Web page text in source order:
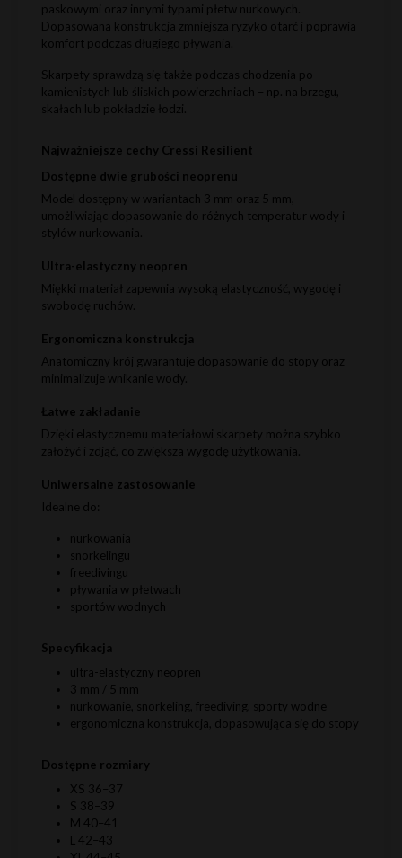
paskowymi oraz innymi typami płetw nurkowych.
Dopasowana konstrukcja zmniejsza ryzyko otarć i poprawia
komfort podczas długiego pływania.
Skarpety sprawdzą się także podczas chodzenia po
kamienistych lub śliskich powierzchniach – np. na brzegu,
skałach lub pokładzie łodzi.
Najważniejsze cechy Cressi Resilient
Dostępne dwie grubości neoprenu
Model dostępny w wariantach 3 mm oraz 5 mm,
umożliwiając dopasowanie do różnych temperatur wody i
stylów nurkowania.
Ultra-elastyczny neopren
Miękki materiał zapewnia wysoką elastyczność, wygodę i
swobodę ruchów.
Ergonomiczna konstrukcja
Anatomiczny krój gwarantuje dopasowanie do stopy oraz
minimalizuje wnikanie wody.
Łatwe zakładanie
Dzięki elastycznemu materiałowi skarpety można szybko
założyć i zdjąć, co zwiększa wygodę użytkowania.
Uniwersalne zastosowanie
Idealne do:
nurkowania
snorkelingu
freedivingu
pływania w płetwach
sportów wodnych
Specyfikacja
ultra-elastyczny neopren
3 mm / 5 mm
nurkowanie, snorkeling, freediving, sporty wodne
ergonomiczna konstrukcja, dopasowująca się do stopy
Dostępne rozmiary
XS 36–37
S 38–39
M 40–41
L 42–43